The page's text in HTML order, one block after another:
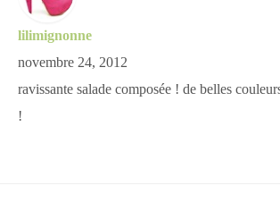
lilimignonne
novembre 24, 2012
ravissante salade composée ! de belles
!